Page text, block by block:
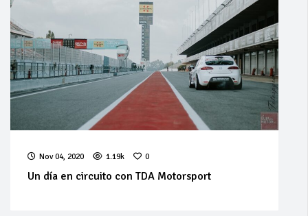
Nov 04, 2020 1.19k 0
Un día en circuito con TDA Motorsport